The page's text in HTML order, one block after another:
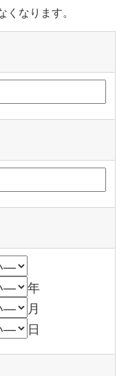
なります。
年
月
日